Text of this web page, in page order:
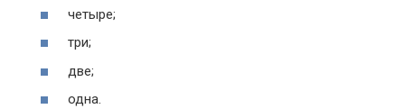
четыре;
три;
две;
одна.